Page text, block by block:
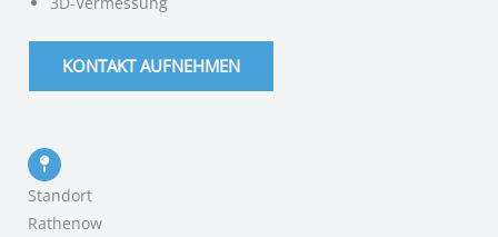
KONTAKT AUFNEHMEN
Standort
Rathenow